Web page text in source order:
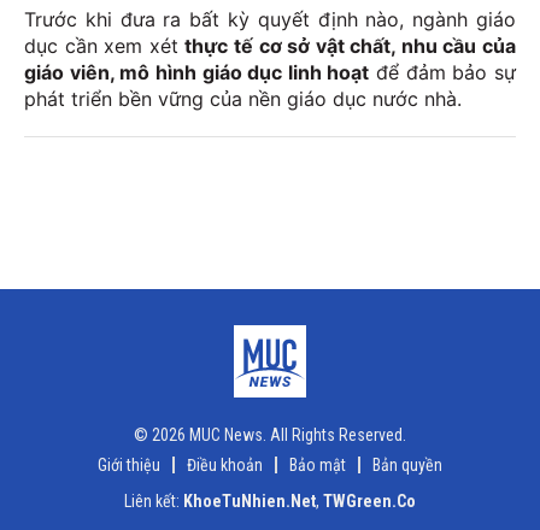
Trước khi đưa ra bất kỳ quyết định nào, ngành giáo
dục cần xem xétthực tế cơ sở vật chất, nhu cầu của
giáo viên, mô hình giáo dục linh hoạt để đảm bảo sự
phát triển bền vững của nền giáo dục nước nhà.
© 2026 MUC News. All Rights Reserved.
Giới thiệu
Điều khoản Bảo mật
Bản quyền
Liên kết: KhoeTuNhien.Net, TWGreen.Co